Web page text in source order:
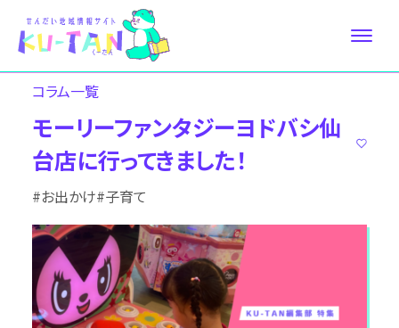
コラム⼀覧
モーリーファンタジーヨドバシ仙
台店に行ってきました！
#お出かけ#子育て